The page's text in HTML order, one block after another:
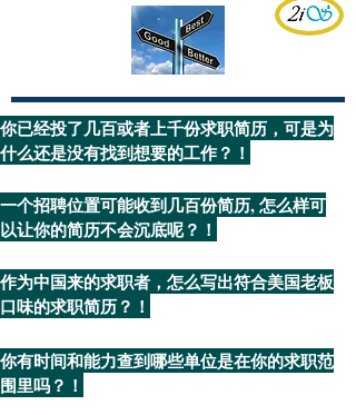
你已经投了几百或者上千份求职简历，可是为
什么还是没有找到想要的工作？！
一个招聘位置可能收到几百份简历, 怎么样可
以让你的简历不会沉底呢？！
作为中国来的求职者，怎么写出符合美国老板
口味的求职简历？！
你有时间和能力查到哪些单位是在你的求职范
围里吗？！